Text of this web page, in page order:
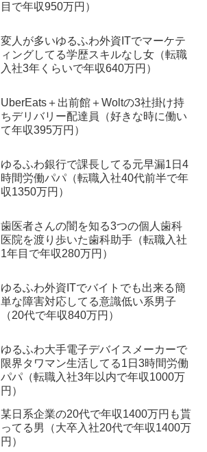
目で年収950万円）
変人が多いゆるふわ外資ITでマーケテ
ィングしてる学歴スキルなし女（転職
入社3年くらいで年収640万円）
UberEats＋出前館＋Woltの3社掛け持
ちデリバリー配達員（好きな時に働い
て年収395万円）
ゆるふわ銀行で課長してる元早漏1日4
時間労働パパ（転職入社40代前半で年
収1350万円）
歯医者さんの闇を知る3つの個人歯科
医院を渡り歩いた歯科助手（転職入社
1年目で年収280万円）
ゆるふわ外資ITでバイトでも出来る簡
単な障害対応してる意識低い系男子
（20代で年収840万円）
ゆるふわ大手電子デバイスメーカーで
限界タワマン生活してる1日3時間労働
パパ（転職入社3年以内で年収1000万
円）
某日系企業の20代で年収1400万円も貰
ってる男（大卒入社20代で年収1400万
円）